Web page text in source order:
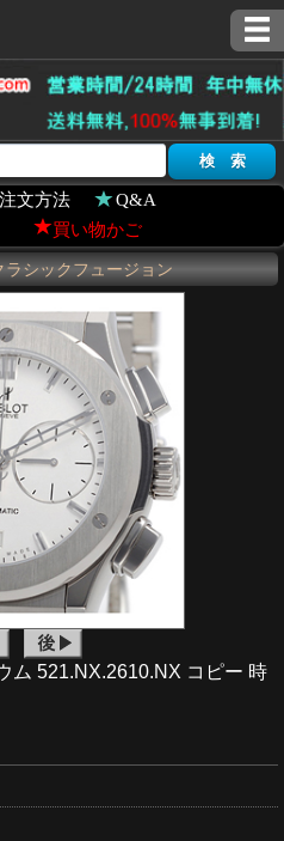
注文方法
Q&A
買い物かご
ラシックフュージョン
ム 521.NX.2610.NX コピー 時